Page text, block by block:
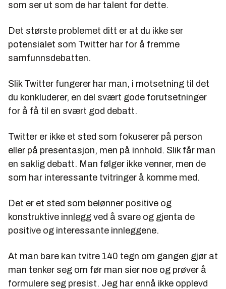
som ser ut som de har talent for dette.
Det største problemet ditt er at du ikke ser
potensialet som Twitter har for å fremme
samfunnsdebatten.
Slik Twitter fungerer har man, i motsetning til det
du konkluderer, en del svært gode forutsetninger
for å få til en svært god debatt.
Twitter er ikke et sted som fokuserer på person
eller på presentasjon, men på innhold. Slik får man
en saklig debatt. Man følger ikke venner, men de
som har interessante tvitringer å komme med.
Det er et sted som belønner positive og
konstruktive innlegg ved å svare og gjenta de
positive og interessante innleggene.
At man bare kan tvitre 140 tegn om gangen gjør at
man tenker seg om før man sier noe og prøver å
formulere seg presist. Jeg har ennå ikke opplevd